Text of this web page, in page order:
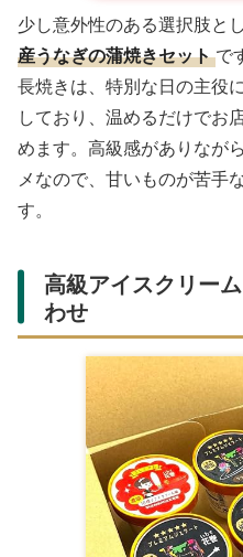
少し意外性のある選択肢と
産うなぎの蒲焼きセット で
長焼きは、特別な日の主役
しており、温めるだけでお
めます。高級感がありなが
メなので、甘いものが苦手
す。
高級アイスクリー
わせ